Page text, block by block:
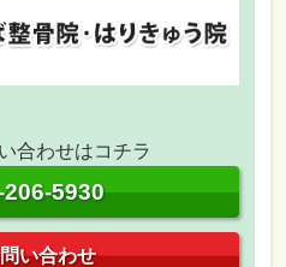
合わせはコチラ
206-5930
い合わせ